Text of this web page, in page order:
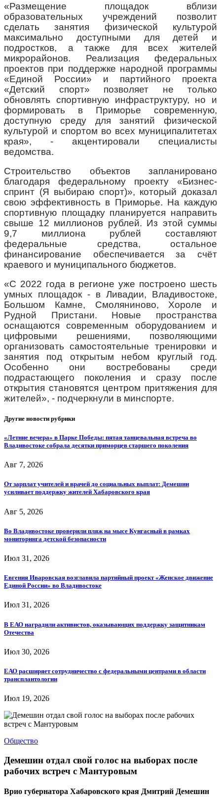
«Размещение площадок вблизи
образовательных учреждений позволит
сделать занятия физической культурой
максимально доступными для детей и
подростков, а также для всех жителей
микрорайонов. Реализация федеральных
проектов при поддержке народной программы
«Единой России» и партийного проекта
«Детский спорт» позволяет не только
обновлять спортивную инфраструктуру, но и
формировать в Приморье современную,
доступную среду для занятий физической
культурой и спортом во всех муниципалитетах
края», - акцентировали специалисты
ведомства.
Строительство объектов запланировано
благодаря федеральному проекту «Бизнес-
спринт (Я выбираю спорт)», который доказал
свою эффективность в Приморье. На каждую
спортивную площадку планируется направить
свыше 12 миллионов рублей. Из этой суммы
9,7 миллиона рублей составляют
федеральные средства, остальное
финансирование обеспечивается за счёт
краевого и муниципального бюджетов.
«С 2022 года в регионе уже построено шесть
умных площадок - в Ливадии, Владивостоке,
Большом Камне, Смоляниново, Хороле и
Рудной Пристани. Новые пространства
оснащаются современным оборудованием и
цифровыми решениями, позволяющими
организовать самостоятельные тренировки и
занятия под открытым небом круглый год.
Особенно они востребованы среди
подрастающего поколения и сразу после
открытия становятся центром притяжения для
жителей», - подчеркнули в минспорте.
Другие новости рубрики
«Летние вечера» в Парке Победы: пятая танцевальная встреча во
Владивостоке собрала десятки приморцев старшего поколения
Авг 7, 2026
От зарплат учителей и врачей до социальных выплат: Демешин
усиливает поддержку жителей Хабаровского края
Авг 5, 2026
Во Владивостоке проверили пляж на мысе Кунгасный в рамках
мониторинга детской безопасности
Июл 31, 2026
Евгения Иваровская возглавила партийный проект «Женское движение
Единой России» во Владивостоке
Июл 31, 2026
В ЕАО наградили активистов, оказывающих поддержку защитникам
Отечества
Июл 30, 2026
ЕАО расширяет сотрудничество с федеральными центрами в области
трансплантологии
Июл 19, 2026
Общество
Демешин отдал свой голос на выборах после
рабочих встреч с Мантуровым
Врио губернатора Хабаровского края Дмитрий Демешин